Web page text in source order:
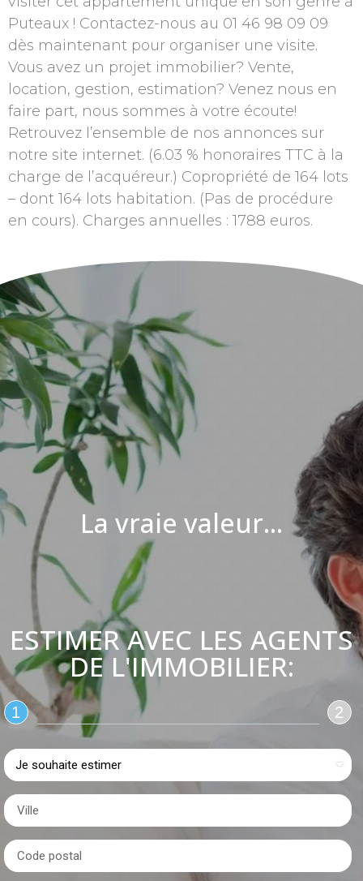
Puteaux ! Contactez-nous au 01 46 98 09 09
dès maintenant pour organiser une visite.
Vous avez un projet immobilier? Vente,
location, gestion, estimation? Venez nous en
faire part, nous sommes à votre écoute!
Retrouvez l’ensemble de nos annonces sur
notre site internet. (6.03 % honoraires TTC à la
charge de l’acquéreur.) Copropriété de 164 lots
– dont 164 lots habitation. (Pas de procédure
en cours). Charges annuelles : 1788 euros.
La vraie valeur...
ESTIMER AVEC LES AGENTS
DE L'IMMOBILIER:
1 2